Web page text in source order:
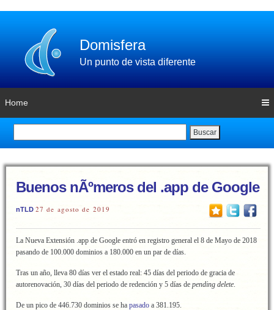
Domisfera
Un punto de vista diferente
Home
Buscar
Buenos nÃºmeros del .app de Google
nTLD 27 de agosto de 2019
La Nueva Extensión .app de Google entró en registro general el 8 de Mayo de 2018
pasando de 100.000 dominios a 180.000 en un par de días.
Tras un año, lleva 80 días ver el estado real: 45 días del periodo de gracia de
autorenovación, 30 días del periodo de redención y 5 días de pending delete.
De un pico de 446.730 dominios se ha pasado a 381.195.